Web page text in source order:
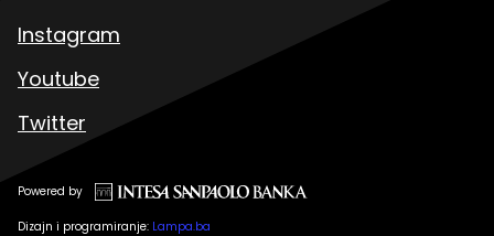
Instagram
Youtube
Twitter
Powered by
Dizajn i programiranje: Lampa.ba